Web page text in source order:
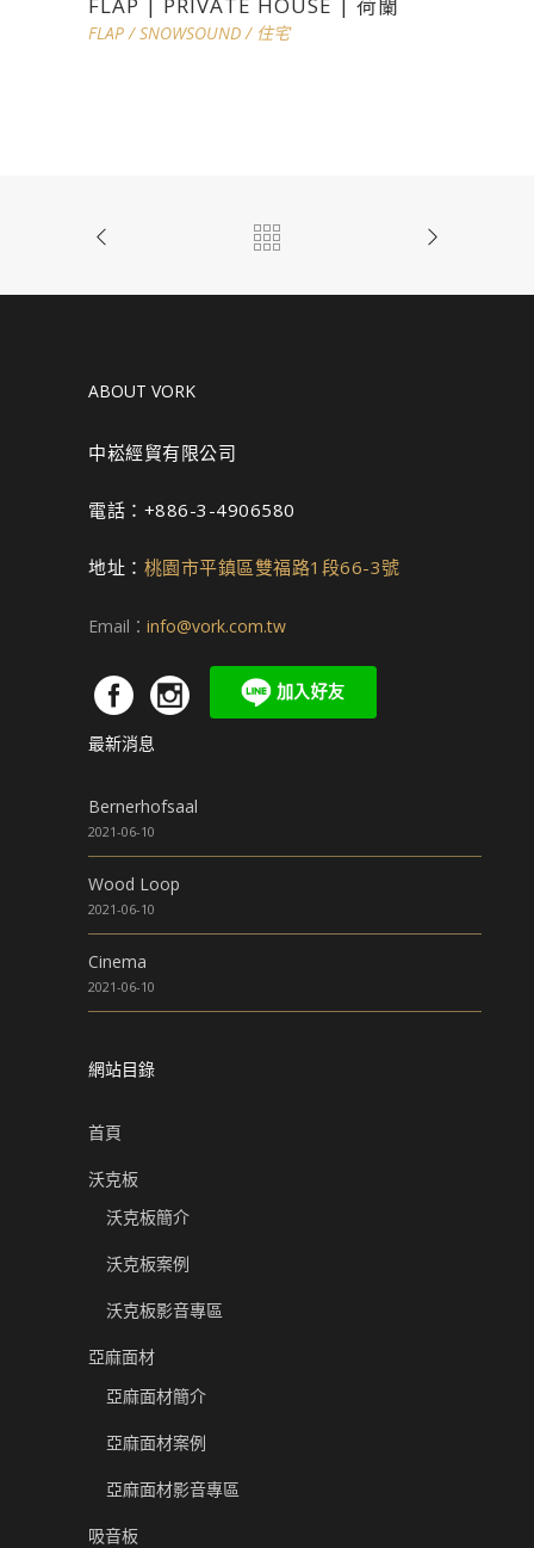
FLAP | PRIVATE HOUSE | 荷蘭
FLAP/SNOWSOUND/ 住宅
ABOUT VORK
中崧經貿有限公司
電話：+886-3-4906580
地址： 桃園市平鎮區雙福路1段66-3號
Email： info@vork.com.tw
最新消息
Bernerhofsaal
2021-06-10
Wood Loop
2021-06-10
Cinema
2021-06-10
網站目錄
首頁
沃克板
沃克板簡介
沃克板案例
沃克板影音專區
亞麻面材
亞麻面材簡介
亞麻面材案例
亞麻面材影音專區
吸音板